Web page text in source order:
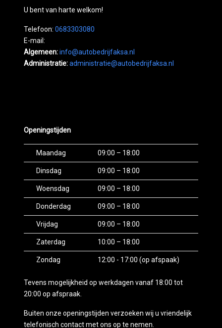
U bent van harte welkom!
Telefoon: 0683303080
E-mail:
Algemeen:info@autobedrijfaksa.nl
Administratie:administratie@autobedrijfaksa.nl
Openingstijden
Maandag 09:00 – 18:00
Dinsdag 09:00 – 18:00
Woensdag 09:00 – 18:00
Donderdag 09:00 – 18:00
Vrijdag 09:00 – 18:00
Zaterdag 10:00 – 18:00
Zondag 12:00 - 17:00 (op afspaak)
Tevens mogelijkheid op werkdagen vanaf 18:00 tot
20:00 op afspraak.
Buiten onze openingstijden verzoeken wij u vriendelijk
telefonisch contact met ons op te nemen.